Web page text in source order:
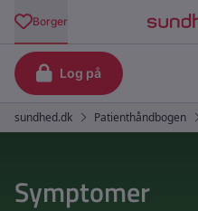
Symptomer